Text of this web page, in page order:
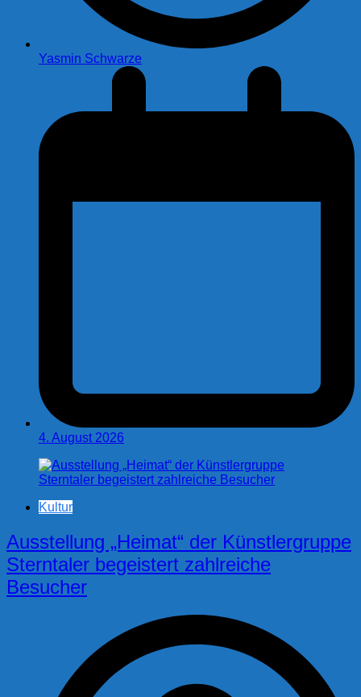
Yasmin Schwarze
4. August 2026
Kultur
Ausstellung „Heimat“ der Künstlergruppe
Sterntaler begeistert zahlreiche
Besucher